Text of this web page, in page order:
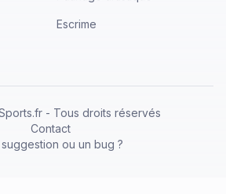
Escrime
- Tous droits réservés
Contact
ou un bug ?